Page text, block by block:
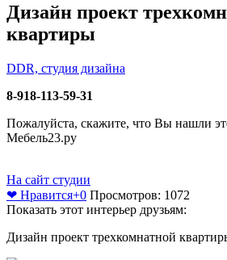
Дизайн проект
квартиры
DDR, студия дизайна
8-918-113-59-31
Пожалуйста, скажите, что Вы нашли
Мебель23.ру
На сайт студии
❤ Нравится+0 Просмотров: 1072
Показать этот интерьер друзьям:
Дизайн проект трехкомнатной